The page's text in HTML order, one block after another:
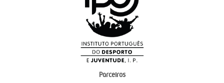
Parceiros